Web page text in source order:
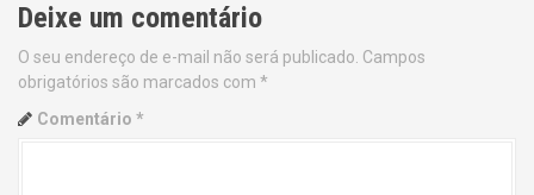
t
n
a
Deixe um comentário
O seu endereço de e-mail não será publicado. Campos
obrigatórios são marcados com *
Comentário *